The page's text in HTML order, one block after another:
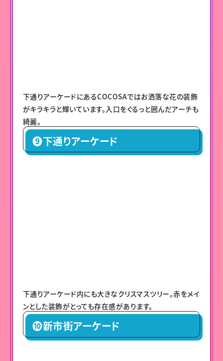
下通りアーケードにあるCOCOSAではお洒落な花の装飾
がキラキラと輝いています。入口をぐるっと囲んだアーチも
綺麗。
❾下通りアーケード
下通りアーケード内にも大きなクリスマスツリー。赤をメイ
ンとした装飾がとっても存在感があります。
➓新市街アーケード